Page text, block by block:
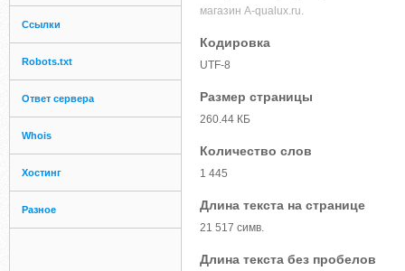
Ссылки
Robots.txt
Ответ сервера
Whois
Хостинг
Разное
магазин A-qualux.ru.
Кодировка
UTF-8
Размер страницы
260.44 КБ
Количество слов
1 445
Длина текста на странице
21 517 симв.
Длина текста без пробелов